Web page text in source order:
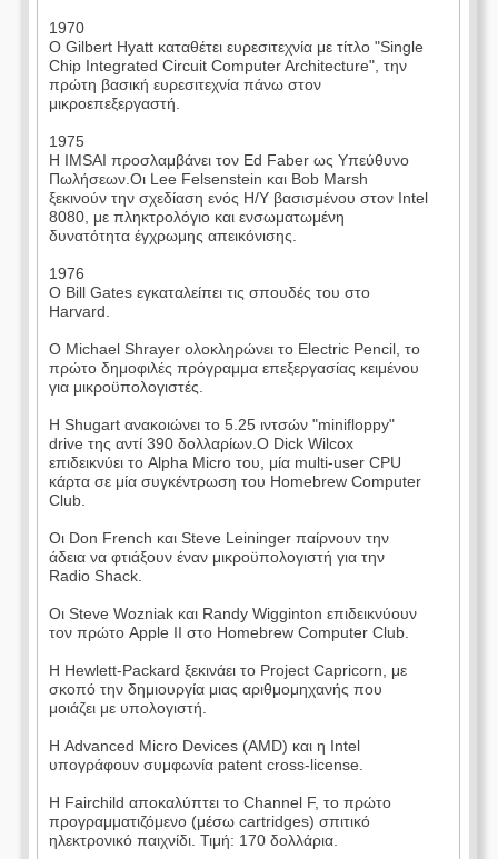
1970
Ο Gilbert Hyatt καταθέτει ευρεσιτεχνία με τίτλο "Single
Chip Integrated Circuit Computer Architecture", την
πρώτη βασική ευρεσιτεχνία πάνω στον
μικροεπεξεργαστή.
1975
Η IMSAI προσλαμβάνει τον Ed Faber ως Υπεύθυνο
Πωλήσεων.Οι Lee Felsenstein και Bob Marsh
ξεκινούν την σχεδίαση ενός Η/Υ βασισμένου στον Intel
8080, με πληκτρολόγιο και ενσωματωμένη
δυνατότητα έγχρωμης απεικόνισης.
1976
Ο Bill Gates εγκαταλείπει τις σπουδές του στο
Harvard.
Ο Michael Shrayer ολοκληρώνει το Electric Pencil, το
πρώτο δημοφιλές πρόγραμμα επεξεργασίας κειμένου
για μικροϋπολογιστές.
Η Shugart ανακοιώνει το 5.25 ιντσών "minifloppy"
drive της αντί 390 δολλαρίων.Ο Dick Wilcox
επιδεικνύει το Alpha Micro του, μία multi-user CPU
κάρτα σε μία συγκέντρωση του Homebrew Computer
Club.
Οι Don French και Steve Leininger παίρνουν την
άδεια να φτιάξουν έναν μικροϋπολογιστή για την
Radio Shack.
Οι Steve Wozniak και Randy Wigginton επιδεικνύουν
τον πρώτο Apple II στο Homebrew Computer Club.
Η Hewlett-Packard ξεκινάει το Project Capricorn, με
σκοπό την δημιουργία μιας αριθμομηχανής που
μοιάζει με υπολογιστή.
Η Advanced Micro Devices (AMD) και η Intel
υπογράφουν συμφωνία patent cross-license.
Η Fairchild αποκαλύπτει το Channel F, το πρώτο
προγραμματιζόμενο (μέσω cartridges) σπιτικό
ηλεκτρονικό παιχνίδι. Τιμή: 170 δολλάρια.